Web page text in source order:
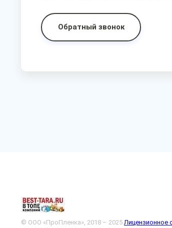
Обратный звонок
© ООО «ПроПленка», 2018 – 2025 Лицензионное